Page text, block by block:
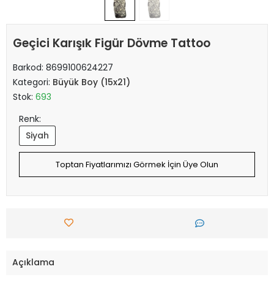
Geçici Karışık Figür Dövme Tattoo
Barkod: 8699100624227
Kategori: Büyük Boy (15x21)
Stok: 693
Renk:
Siyah
Toptan Fiyatlarımızı Görmek İçin Üye Olun
Açıklama